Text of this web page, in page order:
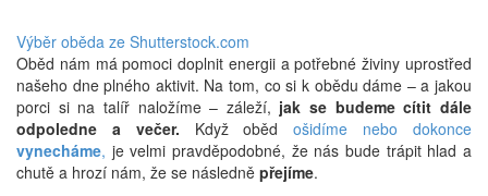
Výběr oběda ze Shutterstock.com
Oběd nám má pomoci doplnit energii a potřebné živiny uprostřed
našeho dne plného aktivit. Na tom, co si k obědu dáme – a jakou
porci si na talíř naložíme – záleží, jak se budeme cítit dále
odpoledne a večer. Když obědošidíme nebo dokonce
vynecháme, je velmi pravděpodobné, že nás bude trápit hlad a
chutě a hrozí nám, že se následně přejíme.